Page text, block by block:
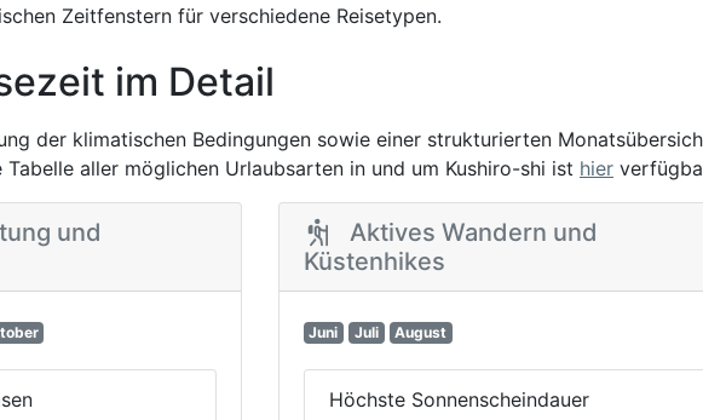
Zeitfenstern für verschiedene Reisetypen.
im Detail
der klimatischen Bedingungen sowie einer strukturierten
aller möglichen Urlaubsarten in und um Kushiro-shi ist hier
und
Aktives Wandern und
Küstenhikes
Juni Juli August
Höchste Sonnenscheindauer